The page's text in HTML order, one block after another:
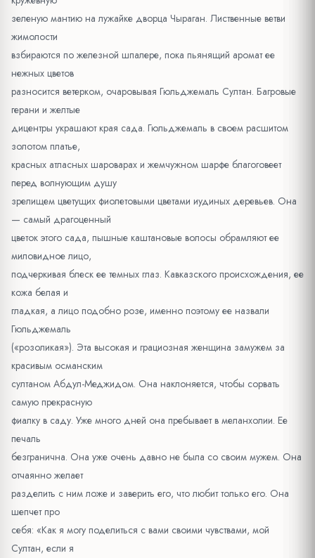
зеленую мантию на лужайке дворца Чыраган. Лиственные ветви
жимолости
взбираются по железной шпалере, пока пьянящий аромат ее
нежных цветов
разносится ветерком, очаровывая Гюльджемаль Султан. Багровые
герани и желтые
дицентры украшают края сада. Гюльджемаль в своем расшитом
золотом платье,
красных атласных шароварах и жемчужном шарфе благоговеет
перед волнующим душу
зрелищем цветущих фиолетовыми цветами иудиных деревьев. Она
— самый драгоценный
цветок этого сада, пышные каштановые волосы обрамляют ее
миловидное лицо,
подчеркивая блеск ее темных глаз. Кавказского происхождения, ее
кожа белая и
гладкая, а лицо подобно розе, именно поэтому ее назвали
Гюльджемаль
(«розоликая»). Эта высокая и грациозная женщина замужем за
красивым османским
султаном Абдул-Меджидом. Она наклоняется, чтобы сорвать
самую прекрасную
фиалку в саду. Уже много дней она пребывает в меланхолии. Ее
печаль
безгранична. Она уже очень давно не была со своим мужем. Она
отчаянно желает
разделить с ним ложе и заверить его, что любит только его. Она
шепчет про
себя: «Как я могу поделиться с вами своими чувствами, мой
Султан, если я